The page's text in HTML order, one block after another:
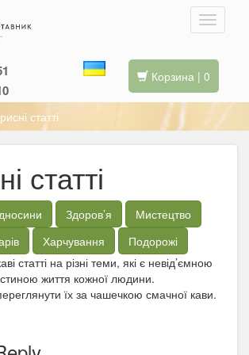
Корзина | 0
статті
статті
Здоров’я
Мистецтво
Харчування
Подорожі
статті на різні теми, які є невід’ємною
життя кожної людини.
їх за чашечкою смачної кави.